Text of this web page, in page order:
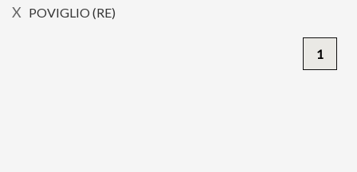
X POVIGLIO (RE)
1